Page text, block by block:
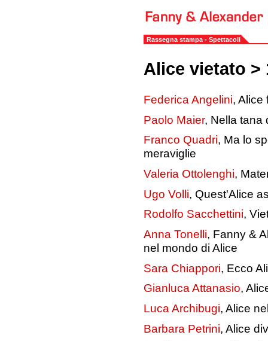
Rassegna stampa - Spettacoli
Alice vietato >
Federica Angelini, Alice
Paolo Maier, Nella tana
Franco Quadri, Ma lo
meraviglie
Valeria Ottolenghi,
Ugo Volli, Quest'Alice
Rodolfo Sacchettini,
Anna Tonelli, Fanny &
nel mondo di Alice
Sara Chiappori, Ecco
Gianluca Attanasio,
Luca Archibugi, Alice
Barbara Petrini, Alice